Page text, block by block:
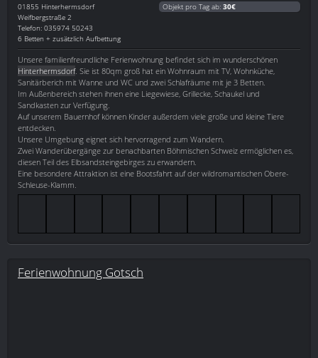
01855 Hinterhermsdorf
Weifbergstraße 2
Telefon: 035974 50243
6 Betten + zusätzlich Aufbettung
Objekt pro Tag ab: 30€
Unsere familienfreundliche Ferienwohnung befindet sich im wunderschönen
Hinterhermsdorf. Sie ist 80qm groß hat ein Wohnraum mit TV, Wohnküche,
Sanitärberich mit Wanne und WC und zwei Schlafräume mit je 3 Betten.
Im Außenbereich stehen ihnen eine Liegewiese, Grillecke, Schaukel und
Sandkasten zur Verfügung.
Auf unserem Bauernhof können Kinder außerdem viele große und kleine Tiere
entdecken.
Unsere Umgebung eignet sich hervorragend zum Wandern.
Zwei Wanderübergänge zur benachbarten Böhmischen Schweiz ermöglichen es,
diesen Teil des Elbsandsteingebirges zu erwandern.
Eine besondere Attraktion ist eine Bootsfahrt auf der wildromantischen Obere-
Schleuse-Klamm.
Ferienwohnung Gotsch